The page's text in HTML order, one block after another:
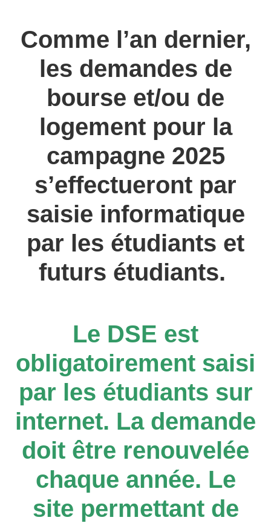
Comme l’an dernier,
les demandes de
bourse et/ou de
logement pour la
campagne 2025
s’effectueront par
saisie informatique
par les étudiants et
futurs étudiants.
Le DSE est
obligatoirement saisi
par les étudiants sur
internet. La demande
doit être renouvelée
chaque année. Le
site permettant de